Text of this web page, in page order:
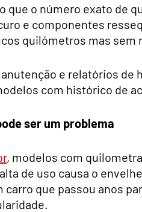
que o número exato de
e componentes
quilómetros mas
e relatórios de
com histórico de
ser um problema
, modelos com
de uso causa o
carro que passou anos